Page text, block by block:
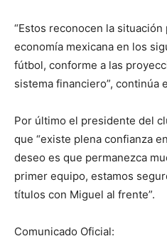
“Estos reconocen la situación
economía mexicana en los
fútbol, conforme a las
sistema financiero”, continúa
Por último el presidente del
que “existe plena confianza
deseo es que permanezca
primer equipo, estamos
títulos con Miguel al frente”.
Comunicado Oficial: